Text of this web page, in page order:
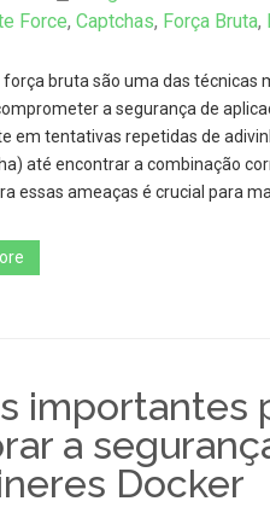
Force, Captchas, Força Bruta,
força bruta são uma das técnicas
a segurança de
em tentativas repetidas de
até encontrar a combinação
essas ameaças é crucial para
importantes
a
Docker